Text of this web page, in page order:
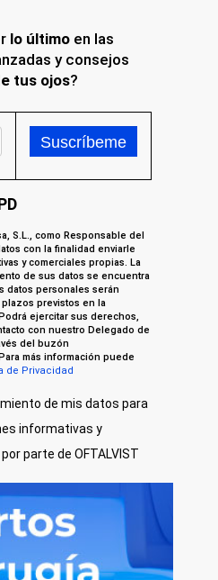
lo último en las
y consejos
tus ojos?
S.L., como Responsable del
con la finalidad enviarle
y comerciales propias. La
de sus datos se encuentra
datos personales serán
previstos en la
ejercitar sus derechos,
con nuestro Delegado de
del buzón
más información puede
de Privacidad
de mis datos para
informativas y
parte de OFTALVIST